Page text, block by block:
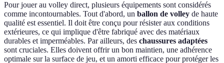
Pour jouer au volley direct, plusieurs équipements sont considérés
comme incontournables. Tout d'abord, un ballon de volley de haute
qualité est essentiel. Il doit être conçu pour résister aux conditions
extérieures, ce qui implique d'être fabriqué avec des matériaux
durables et imperméables. Par ailleurs, des chaussures adaptées
sont cruciales. Elles doivent offrir un bon maintien, une adhérence
optimale sur la surface de jeu, et un amorti efficace pour protéger les